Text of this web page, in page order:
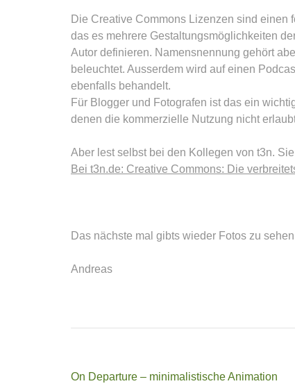
Die Creative Commons Lizenzen sind einen
das es mehrere Gestaltungsmöglichkeiten
Autor definieren. Namensnennung gehört
beleuchtet. Ausserdem wird auf einen
ebenfalls behandelt.
Für Blogger und Fotografen ist das ein
denen die kommerzielle Nutzung nicht
Aber lest selbst bei den Kollegen von t3n.
Bei t3n.de: Creative Commons: Die
Das nächste mal gibts wieder Fotos zu
Andreas
Beitragsnavigation
On Departure – minimalistische Animation